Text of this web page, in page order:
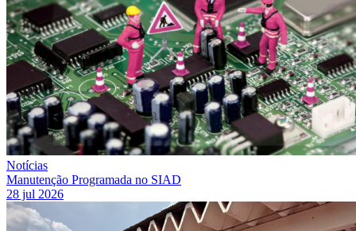
Notícias
Manutenção Programada no SIAD
28 jul 2026